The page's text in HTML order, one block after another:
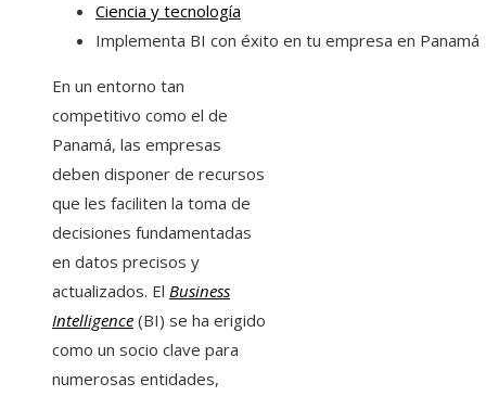
Ciencia y tecnología
Implementa BI con éxito en tu empresa en Panamá
En un entorno tan
competitivo como el de
Panamá, las empresas
deben disponer de recursos
que les faciliten la toma de
decisiones fundamentadas
en datos precisos y
actualizados. El Business
Intelligence (BI) se ha erigido
como un socio clave para
numerosas entidades,